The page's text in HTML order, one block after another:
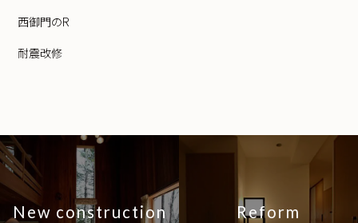
西御門のR
耐震改修
New construction Reform